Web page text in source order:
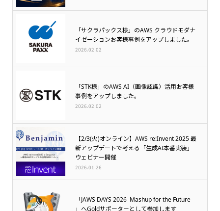
「サクラパックス様」のAWS クラウドモダナ
イゼーションお客様事例をアップしました。
2026.02.02
「STK様」のAWS AI（画像認識）活用お客様
事例をアップしました。
2026.02.02
【2/3(火)オンライン】AWS re:Invent 2025 最
新アップデートで考える「生成AI本番実装」
ウェビナー開催
2026.01.26
「JAWS DAYS 2026 Mashup for the Future
」へGoldサポーターとして参加します